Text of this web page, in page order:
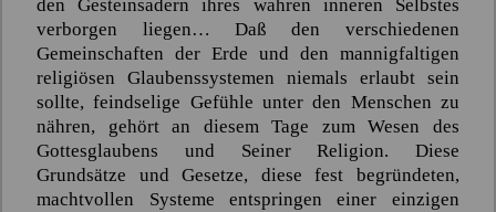
den Gesteinsadern ihres wahren inneren Selbstes
verborgen liegen… Daß den verschiedenen
Gemeinschaften der Erde und den mannigfaltigen
religiösen Glaubenssystemen niemals erlaubt sein
sollte, feindselige Gefühle unter den Menschen zu
nähren, gehört an diesem Tage zum Wesen des
Gottesglaubens und Seiner Religion. Diese
Grundsätze und Gesetze, diese fest begründeten,
machtvollen Systeme entspringen einer einzigen